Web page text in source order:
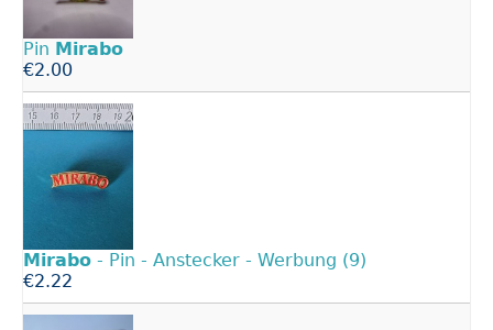
Pin Mirabo
€2.00
Mirabo - Pin - Anstecker - Werbung (9)
€2.22